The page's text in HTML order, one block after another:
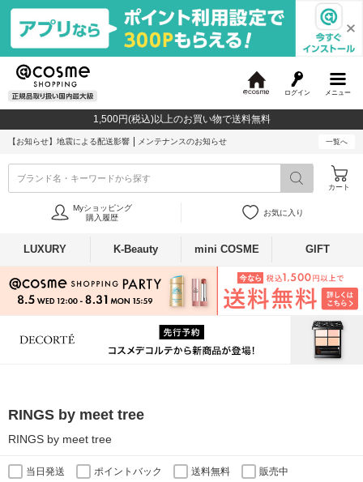
メニュー
ログイン
c
o
1,500円(税込)以上のお買い物で送料無料
【お知らせ】 地震による配送影響 メンテナンスのお知らせ 一覧へ
ブランド名・キーワードから探す
カート
Myショッピング
購入履歴
お気に入り
LUXURY K-Beauty mini COSME GIFT
RINGS by meet tree
RINGS by meet tree
当日発送 ポイントバック 送料無料 販売中